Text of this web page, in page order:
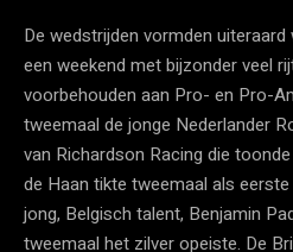
De wedstrijden vormden
een weekend met bijzonder veel
voorbehouden aan Pro- en Pro-
tweemaal de jonge Nederlander
van Richardson Racing die
de Haan tikte tweemaal als
jong, Belgisch talent, Benjamin
tweemaal het zilver opeiste. De